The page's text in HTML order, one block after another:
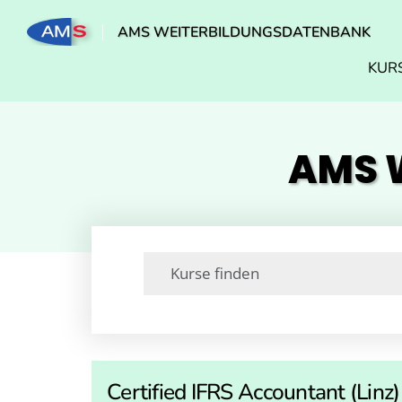
AMS WEITERBILDUNGSDATENBANK
AMS
Certified IFRS Accountant (Linz)